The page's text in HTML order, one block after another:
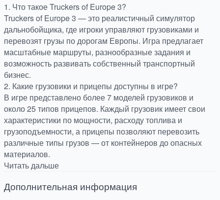
1. Что такое Truckers of Europe 3?
Truckers of Europe 3 — это реалистичный симулятор
дальнобойщика, где игроки управляют грузовиками и
перевозят грузы по дорогам Европы. Игра предлагает
масштабные маршруты, разнообразные задания и
возможность развивать собственный транспортный
бизнес.
2. Какие грузовики и прицепы доступны в игре?
В игре представлено более 7 моделей грузовиков и
около 25 типов прицепов. Каждый грузовик имеет свои
характеристики по мощности, расходу топлива и
грузоподъемности, а прицепы позволяют перевозить
различные типы грузов — от контейнеров до опасных
материалов.
Читать дальше
Дополнительная информация